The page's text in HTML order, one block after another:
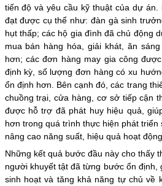
tiến độ và yêu cầu kỹ thuật của dự
đạt được cụ thể như: đàn gà sinh
hụt thấp; các hộ gia đình đã chủ động
mua bán hàng hóa, giải khát, ăn
hơn; các đơn hàng may gia công
định kỳ, số lượng đơn hàng có xu
ổn định hơn. Bên cạnh đó, các trang
chuồng trại, cửa hàng, cơ sở tiếp cận
được hỗ trợ đã phát huy hiệu quả,
hơn trong quá trình thực hiện phát
nâng cao năng suất, hiệu quả hoạt
Những kết quả bước đầu này cho thấy
người khuyết tật đã từng bước ổn định,
sinh hoạt và tăng khả năng tự chủ về